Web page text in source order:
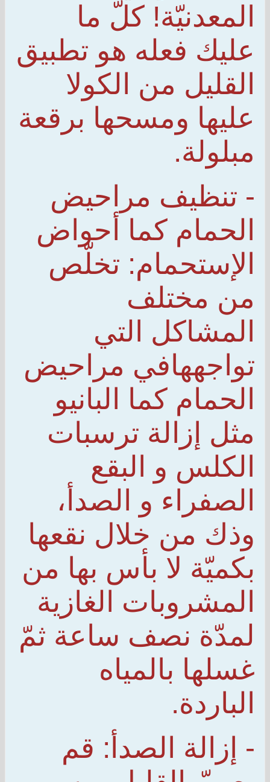
المعدنيّة! كلّ ما
عليك فعله هو تطبيق
القليل من الكولا
عليها ومسحها برقعة
مبلولة.
- تنظيف مراحيض
الحمام كما أحواض
الإستحمام: تخلّص
من مختلف
المشاكل التي
تواجههافي مراحيض
الحمام كما البانيو
مثل إزالة ترسبات
الكلس و البقع
الصفراء و الصدأ،
وذك من خلال نقعها
بكميّة لا بأس بها من
المشروبات الغازية
لمدّة نصف ساعة ثمّ
غسلها بالمياه
الباردة.
- إزالة الصدأ: قم